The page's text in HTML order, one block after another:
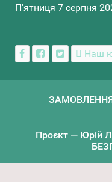
П'ятниця 7 серпня
Наш
Проєкт — Юрій